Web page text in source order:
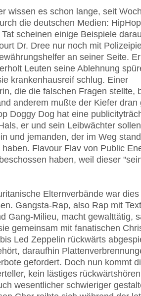
wissen es schon lange, seit
die deutschen Medien:
scheinen einige Beispiele
Dr. Dree nur noch mit
an seiner Seite.
Leuten seine Ablehnung
krankenhausreif schlug. Einer
die die falschen Fragen stellte,
anderem mußte der Kiefer dran
Doggy Dog hat eine
er und sein Leibwächter
und jemanden, der im Weg
Flavour Flav von Public
haben, weil dieser
Elternverbände war dies
Gangsta-Rap, also Rap mit
Gang-Milieu, macht gewalttätig,
gemeinsam mit fanatischen
Led Zeppelin rückwärts
daraufhin
gefordert. Doch nun kommt
kein lästiges
wesentlicher schwieriger